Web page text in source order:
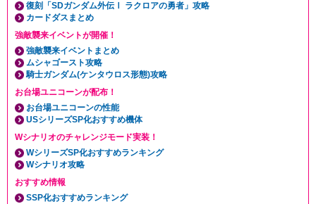
復刻「SDガンダム外伝Ⅰ ラクロアの勇者」攻略
カードダスまとめ
強敵襲来イベントが開催！
強敵襲来イベントまとめ
ムシャゴースト攻略
騎士ガンダム(ケンタウロス形態)攻略
お台場ユニコーンが配布！
お台場ユニコーンの性能
USシリーズSP化おすすめ機体
Wシナリオのチャレンジモード実装！
WシリーズSP化おすすめランキング
Wシナリオ攻略
おすすめ情報
SSP化おすすめランキング